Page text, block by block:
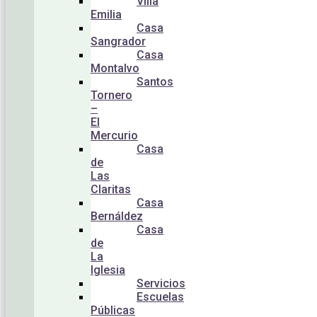
Emilia
Casa
Sangrador
Casa
Montalvo
Santos
Tornero
–
El
Mercurio
Casa
de
Las
Claritas
Casa
Bernáldez
Casa
de
La
Iglesia
Servicios
Escuelas
Públicas